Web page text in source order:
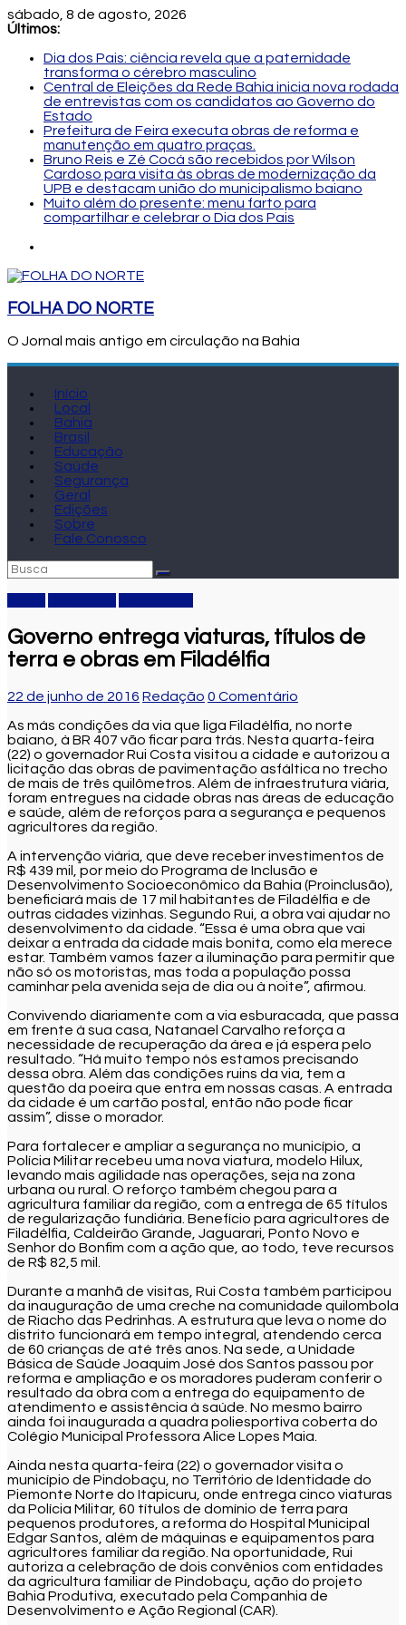
sábado, 8 de agosto, 2026
Últimos:
Dia dos Pais: ciência revela que a paternidade
transforma o cérebro masculino
Central de Eleições da Rede Bahia inicia nova rodada
de entrevistas com os candidatos ao Governo do
Estado
Prefeitura de Feira executa obras de reforma e
manutenção em quatro praças.
Bruno Reis e Zé Cocá são recebidos por Wilson
Cardoso para visita às obras de modernização da
UPB e destacam união do municipalismo baiano
Muito além do presente: menu farto para
compartilhar e celebrar o Dia dos Pais
FOLHA DO NORTE
O Jornal mais antigo em circulação na Bahia
Início
Local
Bahia
Brasil
Educação
Saúde
Segurança
Geral
Edições
Sobre
Fale Conosco
Governo entrega viaturas, títulos de
terra e obras em Filadélfia
22 de junho de 2016 Redação 0 Comentário
As más condições da via que liga Filadélfia, no norte
baiano, à BR 407 vão ficar para trás. Nesta quarta-feira
(22) o governador Rui Costa visitou a cidade e autorizou a
licitação das obras de pavimentação asfáltica no trecho
de mais de três quilômetros. Além de infraestrutura viária,
foram entregues na cidade obras nas áreas de educação
e saúde, além de reforços para a segurança e pequenos
agricultores da região.
A intervenção viária, que deve receber investimentos de
R$ 439 mil, por meio do Programa de Inclusão e
Desenvolvimento Socioeconômico da Bahia (Proinclusão),
beneficiará mais de 17 mil habitantes de Filadélfia e de
outras cidades vizinhas. Segundo Rui, a obra vai ajudar no
desenvolvimento da cidade. “Essa é uma obra que vai
deixar a entrada da cidade mais bonita, como ela merece
estar. Também vamos fazer a iluminação para permitir que
não só os motoristas, mas toda a população possa
caminhar pela avenida seja de dia ou à noite”, afirmou.
Convivendo diariamente com a via esburacada, que passa
em frente à sua casa, Natanael Carvalho reforça a
necessidade de recuperação da área e já espera pelo
resultado. “Há muito tempo nós estamos precisando
dessa obra. Além das condições ruins da via, tem a
questão da poeira que entra em nossas casas. A entrada
da cidade é um cartão postal, então não pode ficar
assim”, disse o morador.
Para fortalecer e ampliar a segurança no município, a
Polícia Militar recebeu uma nova viatura, modelo Hilux,
levando mais agilidade nas operações, seja na zona
urbana ou rural. O reforço também chegou para a
agricultura familiar da região, com a entrega de 65 títulos
de regularização fundiária. Benefício para agricultores de
Filadélfia, Caldeirão Grande, Jaguarari, Ponto Novo e
Senhor do Bonfim com a ação que, ao todo, teve recursos
de R$ 82,5 mil.
Durante a manhã de visitas, Rui Costa também participou
da inauguração de uma creche na comunidade quilombola
de Riacho das Pedrinhas. A estrutura que leva o nome do
distrito funcionará em tempo integral, atendendo cerca
de 60 crianças de até três anos. Na sede, a Unidade
Básica de Saúde Joaquim José dos Santos passou por
reforma e ampliação e os moradores puderam conferir o
resultado da obra com a entrega do equipamento de
atendimento e assistência à saúde. No mesmo bairro
ainda foi inaugurada a quadra poliesportiva coberta do
Colégio Municipal Professora Alice Lopes Maia.
Ainda nesta quarta-feira (22) o governador visita o
município de Pindobaçu, no Território de Identidade do
Piemonte Norte do Itapicuru, onde entrega cinco viaturas
da Polícia Militar, 60 títulos de domínio de terra para
pequenos produtores, a reforma do Hospital Municipal
Edgar Santos, além de máquinas e equipamentos para
agricultores familiar da região. Na oportunidade, Rui
autoriza a celebração de dois convênios com entidades
da agricultura familiar de Pindobaçu, ação do projeto
Bahia Produtiva, executado pela Companhia de
Desenvolvimento e Ação Regional (CAR).